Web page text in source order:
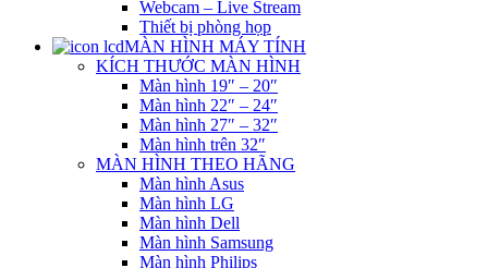
Webcam – Live Stream
Thiết bị phòng họp
MÀN HÌNH MÁY TÍNH
KÍCH THƯỚC MÀN HÌNH
Màn hình 19″ – 20″
Màn hình 22″ – 24″
Màn hình 27″ – 32″
Màn hình trên 32″
MÀN HÌNH THEO HÃNG
Màn hình Asus
Màn hình LG
Màn hình Dell
Màn hình Samsung
Màn hình Philips